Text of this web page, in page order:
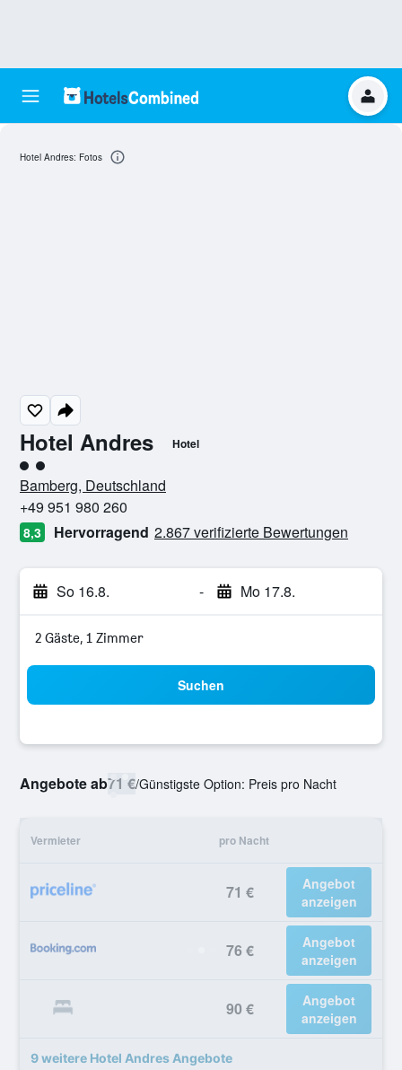
Hotel Andres Hotel
Bewertungskategorie 2
Bamberg, Deutschland
+49 951 980 260
8,3 Hervorragend 2.867 verifizierte Bewertungen
So 16.8. - Mo 17.8.
2 Gäste, 1 Zimmer
Suchen
Angebote ab71 €/Günstigste Option: Preis pro Nacht
Vermieter pro Nacht
71 €
Angebot
anzeigen
76 €
Angebot
anzeigen
90 €
Angebot
anzeigen
9 weitere Hotel Andres Angebote
Hotel Andres: Fotos